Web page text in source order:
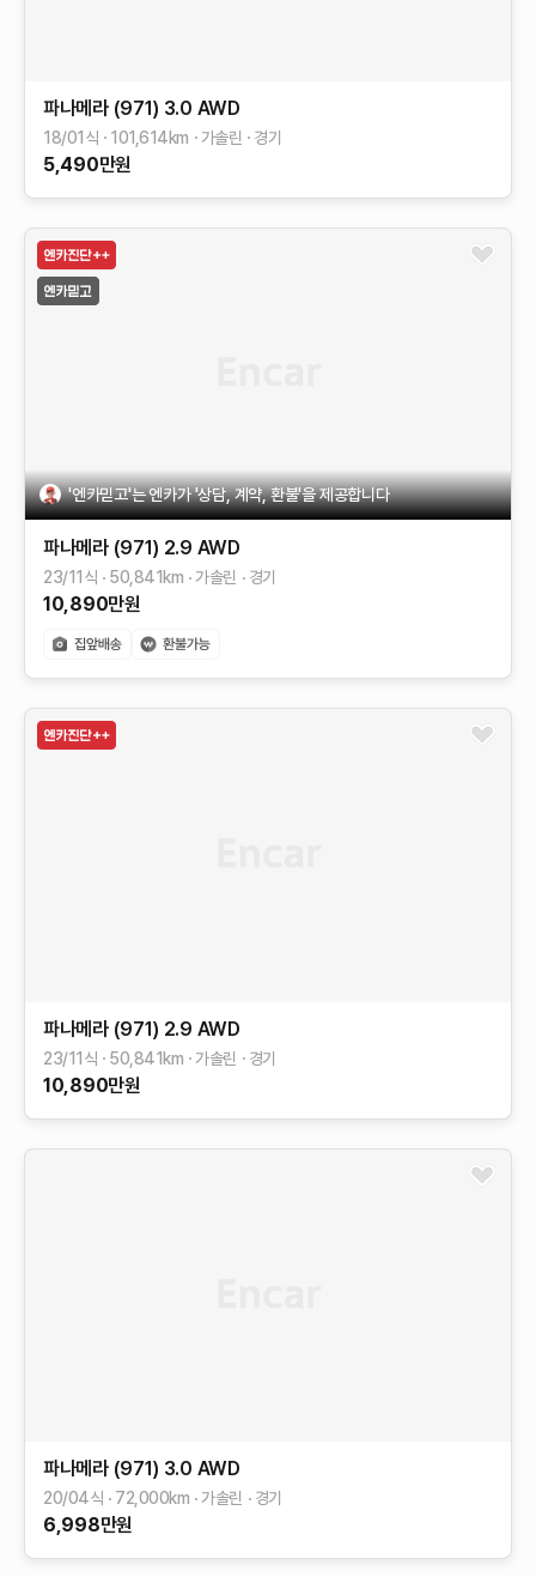
파나메라 (971) 3.0 AWD
18/01식 101,614km 가솔린 경기
5,490만원
'엔카믿고'는 엔카가 '상담, 계약, 환불'을 제공합니다
파나메라 (971) 2.9 AWD
23/11식 50,841 km 가솔린 경기
10,890만원
파나메라 (971) 2.9 AWD
23/11식 50,841 km 가솔린 경기
10,890만원
파나메라 (971) 3.0 AWD
20/04식 72,000km 가솔린 경기
6,998만원